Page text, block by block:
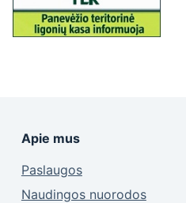
Apie mus
Paslaugos
Naudingos nuorodos